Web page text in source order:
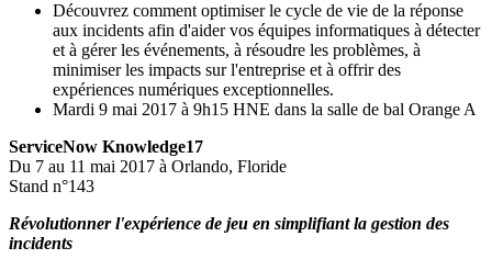
Découvrez comment optimiser le cycle de vie de la réponse
aux incidents afin d'aider vos équipes informatiques à détecter
et à gérer les événements, à résoudre les problèmes, à
minimiser les impacts sur l'entreprise et à offrir des
expériences numériques exceptionnelles.
Mardi 9 mai 2017 à 9h15 HNE dans la salle de bal Orange A
ServiceNow Knowledge17
Du 7 au 11 mai 2017 à Orlando, Floride
Stand n°143
Révolutionner l'expérience de jeu en simplifiant la gestion des
incidents